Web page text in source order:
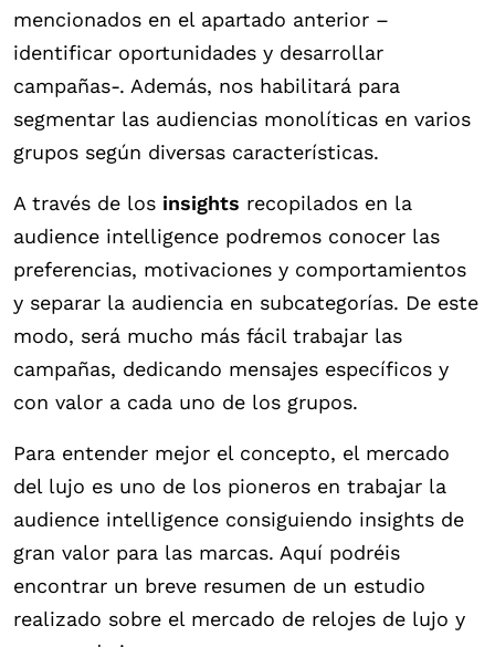
mencionados en el apartado anterior –
identificar oportunidades y desarrollar
campañas-. Además, nos habilitará para
segmentar las audiencias monolíticas en varios
grupos según diversas características.
A través de los insights recopilados en la
audience intelligence podremos conocer las
preferencias, motivaciones y comportamientos
y separar la audiencia en subcategorías. De este
modo, será mucho más fácil trabajar las
campañas, dedicando mensajes específicos y
con valor a cada uno de los grupos.
Para entender mejor el concepto, el mercado
del lujo es uno de los pioneros en trabajar la
audience intelligence consiguiendo insights de
gran valor para las marcas. Aquí podréis
encontrar un breve resumen de un estudio
realizado sobre el mercado de relojes de lujo y